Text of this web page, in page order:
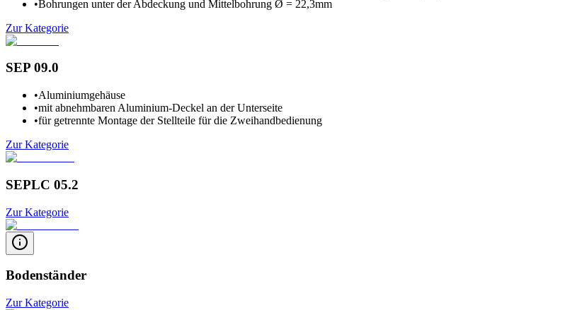
•Bohrungen unter der Abdeckung und Mittelbohrung Ø = 22,3mm
Zur Kategorie
SEP 09.0
•Aluminiumgehäuse
•mit abnehmbaren Aluminium-Deckel an der Unterseite
•für getrennte Montage der Stellteile für die Zweihandbedienung
Zur Kategorie
SEPLC 05.2
Zur Kategorie
Bodenständer
Zur Kategorie